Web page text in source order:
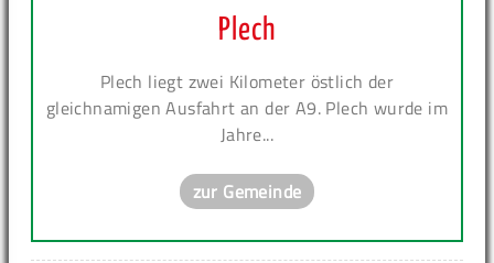
Plech
Plech liegt zwei Kilometer östlich der
gleichnamigen Ausfahrt an der A9. Plech wurde im
Jahre...
zur Gemeinde